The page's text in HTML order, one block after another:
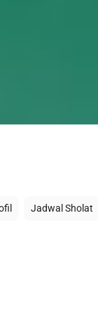
Jadwal Sholat